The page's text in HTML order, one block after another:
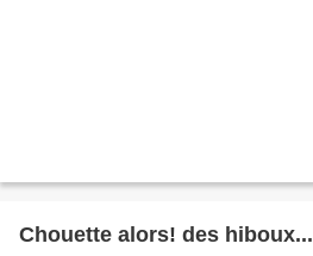
Chouette alors! des hiboux...